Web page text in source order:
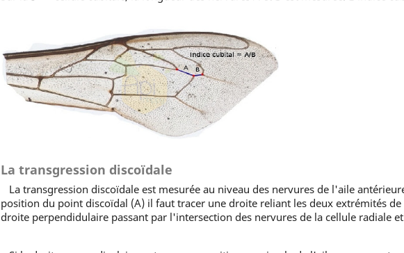
La transgression discoïdale
La transgression discoïdale est mesurée au niveau des nervures de l'aile
position du point discoïdal (A) il faut tracer une droite reliant les deux extrémités de
droite perpendidulaire passant par l'intersection des nervures de la cellule radiale